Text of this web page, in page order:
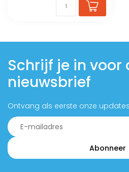
Schrijf je in voor
nieuwsbrief
Ontvang als eerste onze
Abonneer